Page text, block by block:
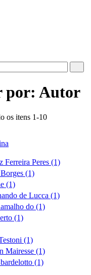
por: Autor
os itens 1-10
Ferreira Peres (1)
(1)
(1)
de Lucca (1)
do (1)
(1)
(1)
Mairesse (1)
(1)